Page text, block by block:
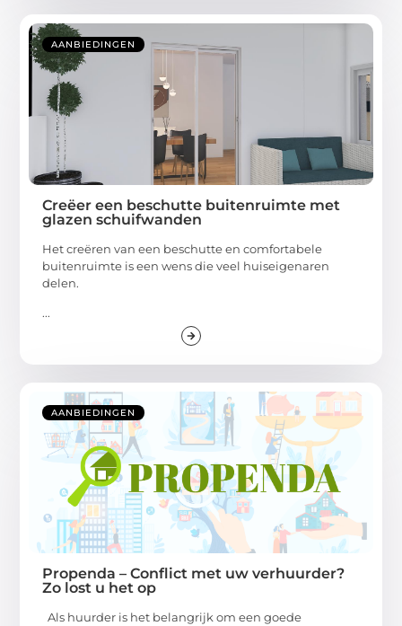
AANBIEDINGEN
Creëer een beschutte buitenruimte met
glazen schuifwanden
Het creëren van een beschutte en comfortabele
buitenruimte is een wens die veel huiseigenaren
delen.
...
AANBIEDINGEN
Propenda – Conflict met uw verhuurder?
Zo lost u het op
Als huurder is het belangrijk om een goede